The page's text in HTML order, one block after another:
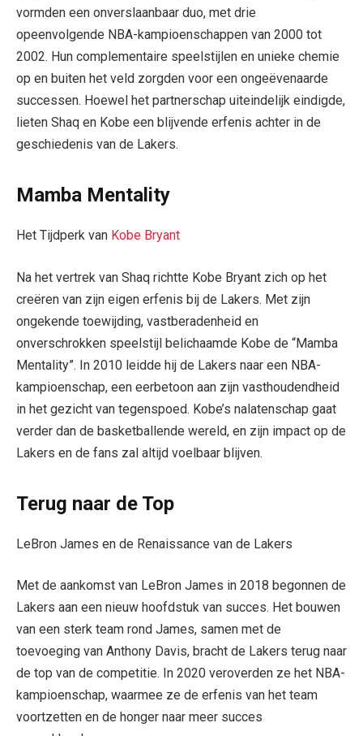
vormden een onverslaanbaar duo, met drie
opeenvolgende NBA-kampioenschappen van 2000 tot
2002. Hun complementaire speelstijlen en unieke chemie
op en buiten het veld zorgden voor een ongeëvenaarde
successen. Hoewel het partnerschap uiteindelijk eindigde,
lieten Shaq en Kobe een blijvende erfenis achter in de
geschiedenis van de Lakers.
Mamba Mentality
Het Tijdperk van Kobe Bryant
Na het vertrek van Shaq richtte Kobe Bryant zich op het
creëren van zijn eigen erfenis bij de Lakers. Met zijn
ongekende toewijding, vastberadenheid en
onverschrokken speelstijl belichaamde Kobe de “Mamba
Mentality”. In 2010 leidde hij de Lakers naar een NBA-
kampioenschap, een eerbetoon aan zijn vasthoudendheid
in het gezicht van tegenspoed. Kobe’s nalatenschap gaat
verder dan de basketballende wereld, en zijn impact op de
Lakers en de fans zal altijd voelbaar blijven.
Terug naar de Top
LeBron James en de Renaissance van de Lakers
Met de aankomst van LeBron James in 2018 begonnen de
Lakers aan een nieuw hoofdstuk van succes. Het bouwen
van een sterk team rond James, samen met de
toevoeging van Anthony Davis, bracht de Lakers terug naar
de top van de competitie. In 2020 veroverden ze het NBA-
kampioenschap, waarmee ze de erfenis van het team
voortzetten en de honger naar meer succes